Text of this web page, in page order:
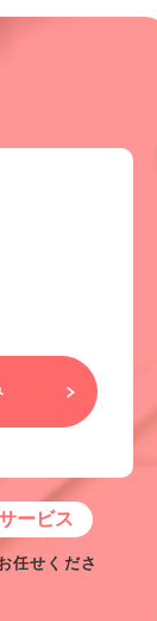
ービス
任せくださ